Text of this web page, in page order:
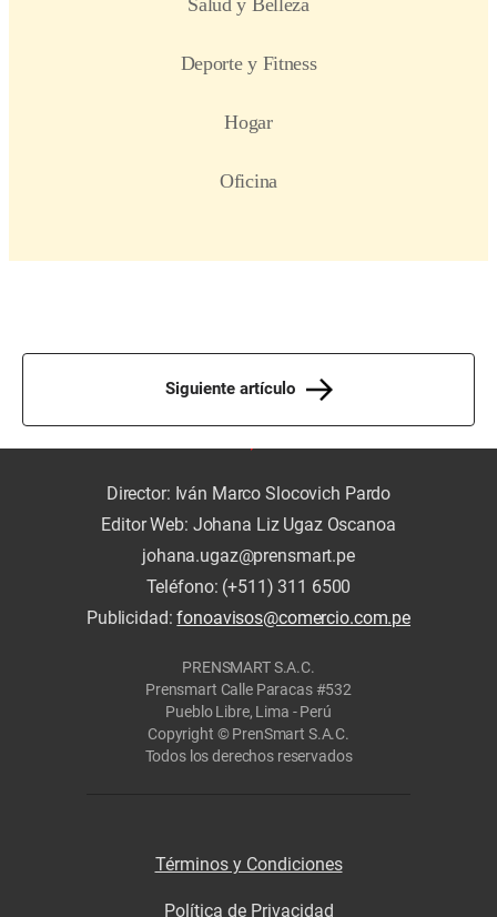
Siguiente artículo
Director: Iván Marco Slocovich Pardo
Editor Web: Johana Liz Ugaz Oscanoa
johana.ugaz@prensmart.pe
Teléfono: (+511) 311 6500
Publicidad:fonoavisos@comercio.com.pe
PRENSMART S.A.C.
Prensmart Calle Paracas #532
Pueblo Libre, Lima - Perú
Copyright © PrenSmart S.A.C.
Todos los derechos reservados
Términos y Condiciones
Política de Privacidad